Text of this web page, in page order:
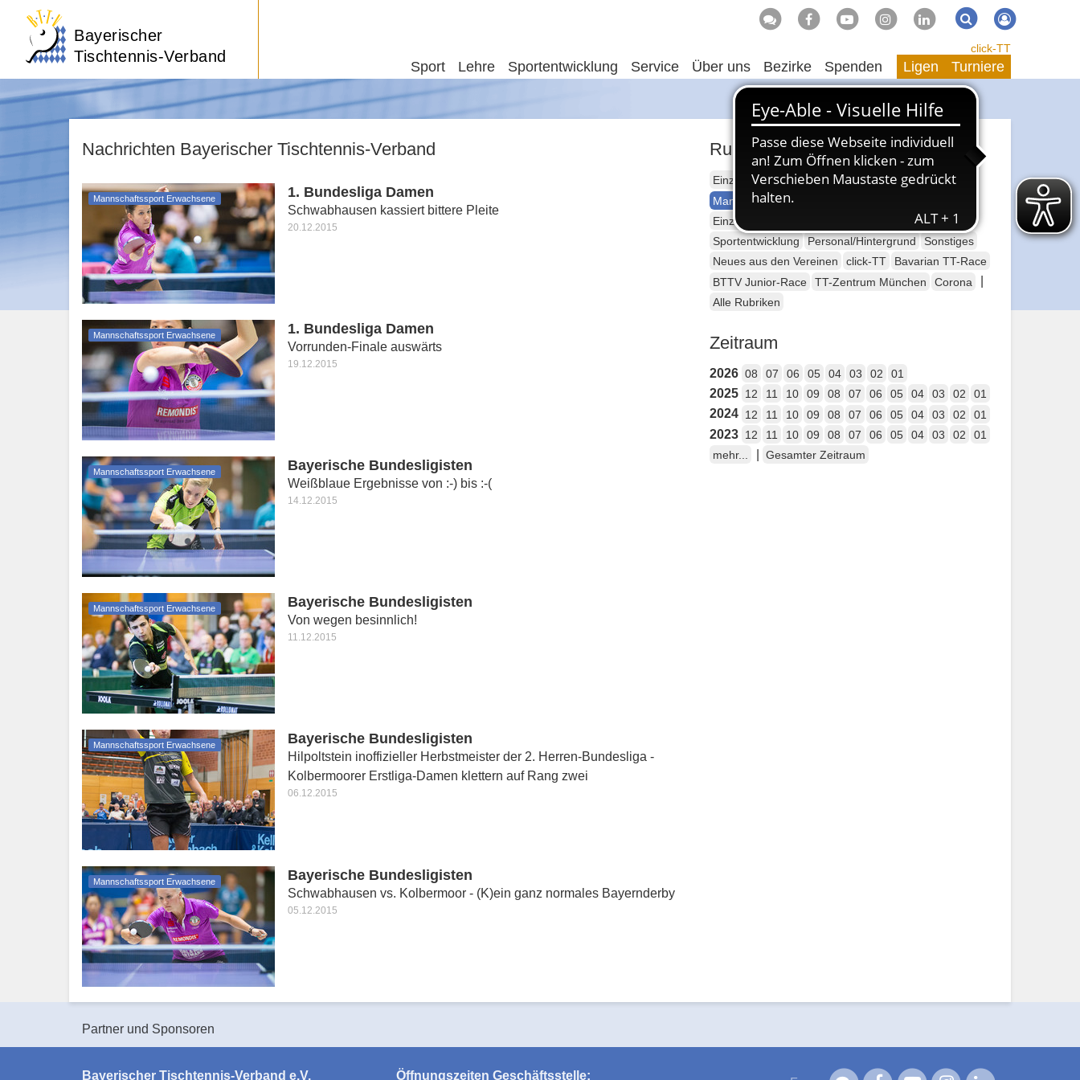
Bayerischer
Tischtennis-Verband
Suche Suchen
Sport Lehre Sportentwicklung Service Über uns Bezirke Spenden
click-TT
Ligen Turniere
Nachrichten Bayerischer Tischtennis-Verband
Mannschaftssport Erwachsene 1. Bundesliga Damen
Schwabhausen kassiert bittere Pleite
20.12.2015
Mannschaftssport Erwachsene 1. Bundesliga Damen
Vorrunden-Finale auswärts
19.12.2015
Mannschaftssport Erwachsene Bayerische Bundesligisten
Weißblaue Ergebnisse von :-) bis :-(
14.12.2015
Mannschaftssport Erwachsene Bayerische Bundesligisten
Von wegen besinnlich!
11.12.2015
Mannschaftssport Erwachsene Bayerische Bundesligisten
Hilpoltstein inoffizieller Herbstmeister der 2. Herren-Bundesliga -
Kolbermoorer Erstliga-Damen klettern auf Rang zwei
06.12.2015
Mannschaftssport Erwachsene Bayerische Bundesligisten
Schwabhausen vs. Kolbermoor - (K)ein ganz normales Bayernderby
05.12.2015
Rubriken
Einzelsport Erwachsene
Mannschaftssport Erwachsene
Einzelsport Jugend
Mannschaftssport Jugend
Sportentwicklung
Personal/Hintergrund
Sonstiges
Neues aus den Vereinen
click-TT
Bavarian TT-Race
BTTV Junior-Race
TT-Zentrum München Corona
Alle Rubriken
Zeitraum
2026 08 07 06 05 04 03 02 01
2025 12 11 10 09 08 07 06 05 04 03 02 01
2024 12 11 10 09 08 07 06 05 04 03 02 01
2023 12 11 10 09 08 07 06 05 04 03 02
01
mehr...
Gesamter Zeitraum
Partner und Sponsoren
Bayerischer Tischtennis-Verband e.V. Öffnungszeiten Geschäftsstelle: